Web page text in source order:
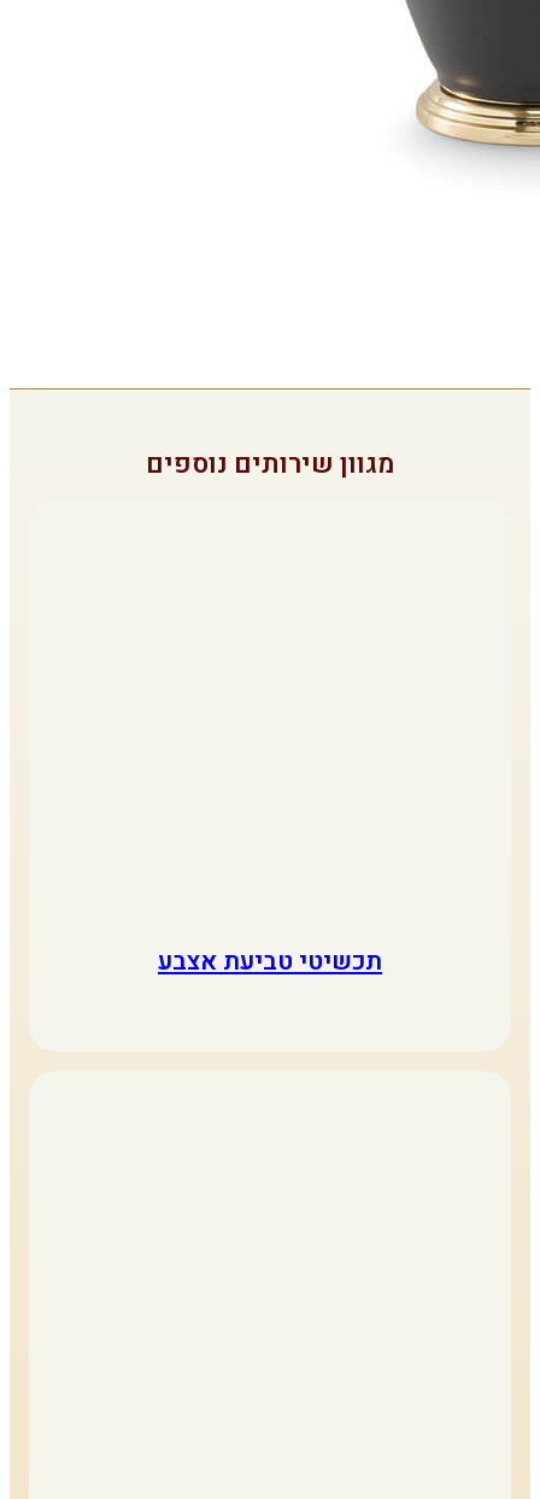
מגוון שירותים נוספים
תכשיטי טביעת אצבע